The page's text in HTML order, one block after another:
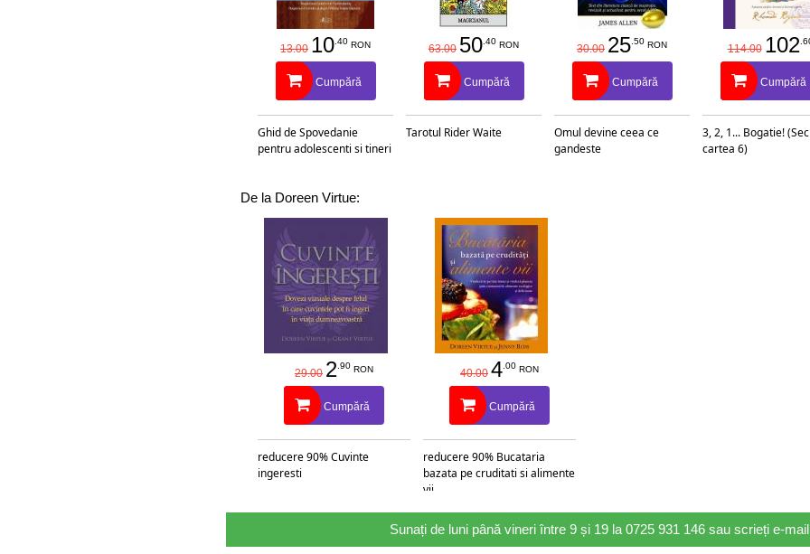
13.00 10 .40 RON
Cumpără
Ghid de Spovedanie
pentru adolescenti si tineri
63.00 50 .40 RON
Cumpără
Tarotul Rider Waite
30.00 25 .50 RON
Cumpără
Omul devine ceea ce
gandeste
114.00 102
Cumpără
3, 2, 1... Bogatie!
cartea 6)
De la Doreen Virtue:
29.00 2 .90 RON
Cumpără
reducere 90% Cuvinte
ingeresti
40.00 4 .00 RON
Cumpără
reducere 90% Bucataria
bazata pe cruditati si alimente
vii
Sunați de luni până vineri între 9 și 19 la 0725 931 146 sau scrieți e-